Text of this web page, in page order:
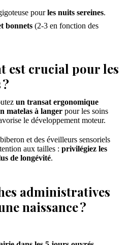
pourles nuits sereines.
bonnets (2-3 en fonction des
est crucial pour les
un transat ergonomique
matelas à langer pour les soins
le développement moteur.
et des éveilleurs sensoriels
aux tailles : privilégiez les
de longévité.
administratives
naissance ?